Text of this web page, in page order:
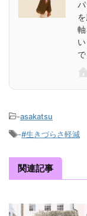
-asakatsu
-#生きづらさ軽減
関連記事